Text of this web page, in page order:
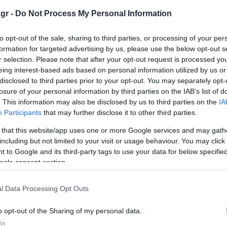
- Do Not Process My Personal Information
opt-out of the sale, sharing to third parties, or processing of your
for targeted advertising by us, please use the below opt-out
selection. Please note that after your opt-out request is processed
interest-based ads based on personal information utilized by us
to third parties prior to your opt-out. You may separately
of your personal information by third parties on the IAB’s list of
This information may also be disclosed by us to third parties on the
Participants that may further disclose it to other third parties.
that this website/app uses one or more Google services and may
but not limited to your visit or usage behaviour. You may
to Google and its third-party tags to use your data for below
consent section.
Data Processing Opt Outs
opt-out of the Sharing of my personal data.
εργασίας στον
ανακοίνωσε νέες
για 11 άτομα. Οι θέσεις
ειδικότητες όπως
εστίασης,
οδηγούς και τεχνικούς
ΑΣΕΠ: Σχεδόν 6.000
προσλήψεις στο
Ποιες προκηρύξεις
και ποιες έρχονται
Σε πλήρη εξέλιξη βρίσκεται ο
προγραμματισμός του ΑΣΕΠ
μόνιμες προσλήψεις στο